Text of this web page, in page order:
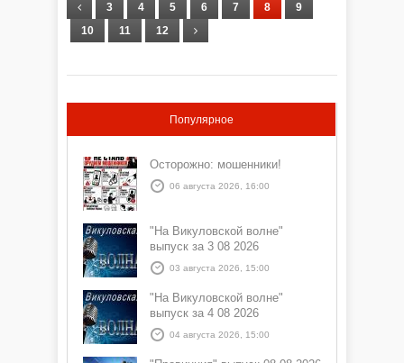
3 4 5 6 7 8
9
10
11 12
Популярное
Осторожно: мошенники!
06 августа 2026, 16:00
"На Викуловской волне"
выпуск за 3 08 2026
03 августа 2026, 15:00
"На Викуловской волне"
выпуск за 4 08 2026
04 августа 2026, 15:00